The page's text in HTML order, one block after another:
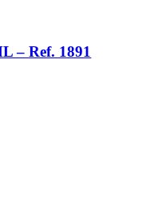
– Ref. 1891